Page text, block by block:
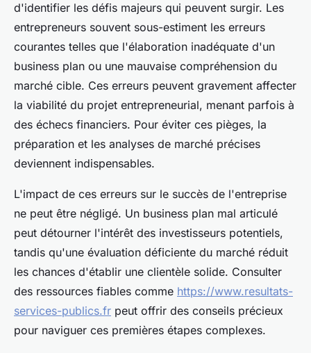
d'identifier les défis majeurs qui peuvent surgir. Les
entrepreneurs souvent sous-estiment les erreurs
courantes telles que l'élaboration inadéquate d'un
business plan ou une mauvaise compréhension du
marché cible. Ces erreurs peuvent gravement affecter
la viabilité du projet entrepreneurial, menant parfois à
des échecs financiers. Pour éviter ces pièges, la
préparation et les analyses de marché précises
deviennent indispensables.
L'impact de ces erreurs sur le succès de l'entreprise
ne peut être négligé. Un business plan mal articulé
peut détourner l'intérêt des investisseurs potentiels,
tandis qu'une évaluation déficiente du marché réduit
les chances d'établir une clientèle solide. Consulter
des ressources fiables comme https://www.resultats-
services-publics.fr peut offrir des conseils précieux
pour naviguer ces premières étapes complexes.